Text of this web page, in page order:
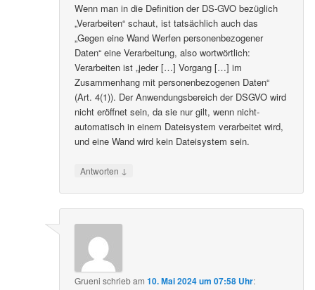
Wenn man in die Definition der DS-GVO bezüglich
„Verarbeiten“ schaut, ist tatsächlich auch das
„Gegen eine Wand Werfen personenbezogener
Daten“ eine Verarbeitung, also wortwörtlich:
Verarbeiten ist „jeder […] Vorgang […] im
Zusammenhang mit personenbezogenen Daten“
(Art. 4(1)). Der Anwendungsbereich der DSGVO wird
nicht eröffnet sein, da sie nur gilt, wenn nicht-
automatisch in einem Dateisystem verarbeitet wird,
und eine Wand wird kein Dateisystem sein.
Antworten ↓
Grueni schriebam10. Mai 2024 um 07:58 Uhr: